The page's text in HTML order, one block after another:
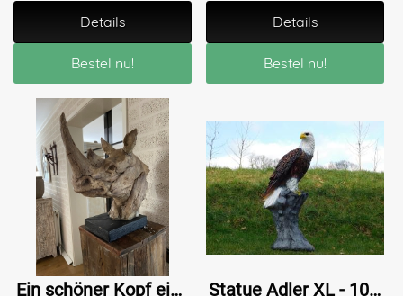
Details
Bestel nu!
Details
Bestel nu!
Ein schöner Kopf eines Nashorns, schön detailliert, Polystone Holzoptik. Statue Adler XL - 105 cm - Polystone